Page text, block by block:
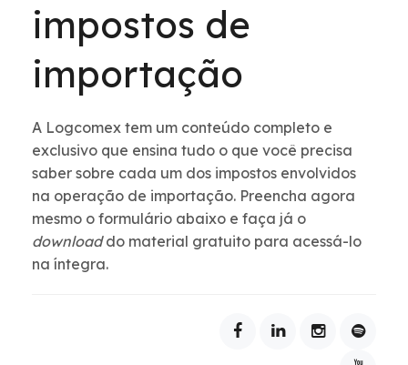
impostos de
importação
A Logcomex tem um conteúdo completo e
exclusivo que ensina tudo o que você precisa
saber sobre cada um dos impostos envolvidos
na operação de importação. Preencha agora
mesmo o formulário abaixo e faça já o
downloaddo material gratuito para acessá-lo
na íntegra.